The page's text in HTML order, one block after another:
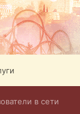
в сети